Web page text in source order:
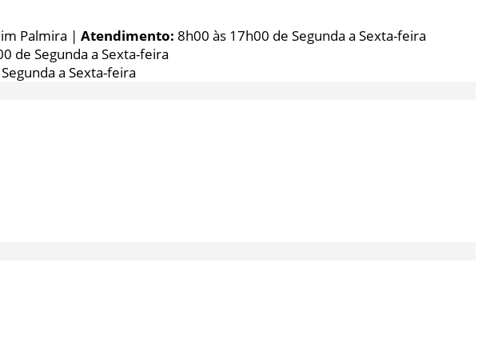
Palmira | Atendimento: 8h00 às 17h00 de Segunda a Sexta-feira
de Segunda a Sexta-feira
a Sexta-feira